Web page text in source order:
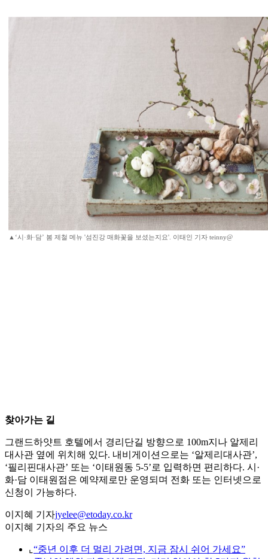
▲‘시·화·담’ 봄 제철 메뉴 '섬진강 매화꽃을 보셨는지요'. 이태인 기자 teinny@
찾아가는 길
그랜드하얏트 호텔에서 경리단길 방향으로 100m지나 알제리
대사관 옆에 위치해 있다. 내비게이션으로는 ‘알제리대사관’,
‘필리핀대사관’ 또는 ‘이태원동 5-5’로 입력하면 편리하다. 시·
화·담 이태원점은 예약제로만 운영되며 전화 또는 인터넷으로
신청이 가능하다.
이지혜 기자jyelee@etoday.co.kr
이지혜 기자의 주요 뉴스
⌞ “중년 이후 더 멀리 가려면, 지금 잠시 쉬어 가세요”